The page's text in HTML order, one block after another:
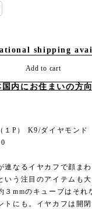
shipping
Add to cart
国内にお住まいの方
１P） K9/ダイヤモン
連なるイヤカフで顔ま
いう注目のアイテムも
３mmのキューブはそれ
トにも。イヤカフは開